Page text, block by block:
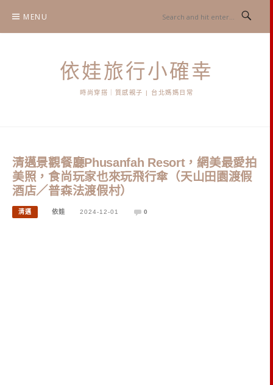
content
MENU
依娃旅行小確幸
時尚穿搭｜質感親子 | 台北媽媽日常
清邁景觀餐廳Phusanfah Resort，網美最愛拍
美照，食尚玩家也來玩飛行傘（天山田園渡假
酒店／普森法渡假村）
清邁 依娃 2024-12-01 0